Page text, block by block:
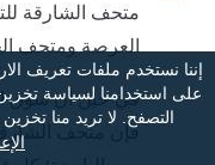
متحف الشارقة
العرصة ومتحف
في حين أن سوق
فإن متحف
إننا نستخدم ملفات تعريف
على استخدامنا لسياسة
التصفح. لا تريد منا